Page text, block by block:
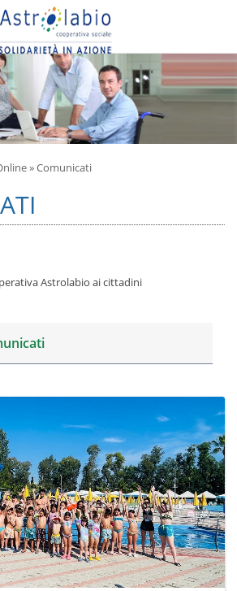
» Comunicati
Astrolabio ai cittadini